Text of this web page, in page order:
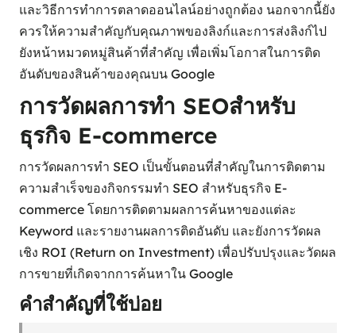
และวิธีการทำการตลาดออนไลน์อย่างถูกต้อง นอกจากนี้ยัง
ควรให้ความสำคัญกับคุณภาพของลิงก์และการส่งลิงก์ไป
ยังหน้าหมวดหมู่สินค้าที่สำคัญ เพื่อเพิ่มโอกาสในการติด
อันดับของสินค้าของคุณบน Google
การวัดผลการทำ SEOสำหรับ
ธุรกิจ E-commerce
การวัดผลการทำ SEO เป็นขั้นตอนที่สำคัญในการติดตาม
ความสำเร็จของกิจกรรมทำ SEO สำหรับธุรกิจ E-
commerce โดยการติดตามผลการค้นหาของแต่ละ
Keyword และรายงานผลการติดอันดับ และยังการวัดผล
เชิง ROI (Return on Investment) เพื่อปรับปรุงและวัดผล
การขายที่เกิดจากการค้นหาใน Google
คำสำคัญที่ใช้บ่อย